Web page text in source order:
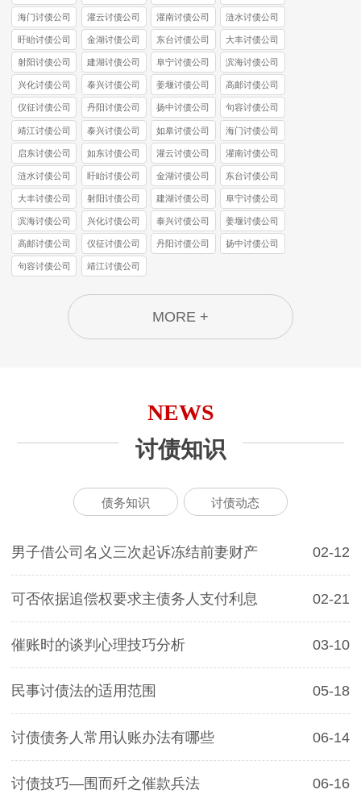
海门讨债公司 灌云讨债公司 灌南讨债公司 涟水讨债公司
盱眙讨债公司 金湖讨债公司 东台讨债公司 大丰讨债公司
射阳讨债公司 建湖讨债公司 阜宁讨债公司 滨海讨债公司
兴化讨债公司 泰兴讨债公司 姜堰讨债公司 高邮讨债公司
仪征讨债公司 丹阳讨债公司 扬中讨债公司 句容讨债公司
靖江讨债公司 泰兴讨债公司 如皋讨债公司 海门讨债公司
启东讨债公司 如东讨债公司 灌云讨债公司 灌南讨债公司
涟水讨债公司 盱眙讨债公司 金湖讨债公司 东台讨债公司
大丰讨债公司 射阳讨债公司 建湖讨债公司 阜宁讨债公司
滨海讨债公司 兴化讨债公司 泰兴讨债公司 姜堰讨债公司
高邮讨债公司 仪征讨债公司 丹阳讨债公司 扬中讨债公司
句容讨债公司 靖江讨债公司
MORE +
NEWS
讨债知识
债务知识 讨债动态
男子借公司名义三次起诉冻结前妻财产 02-12
可否依据追偿权要求主债务人支付利息 02-21
催账时的谈判心理技巧分析 03-10
民事讨债法的适用范围 05-18
讨债债务人常用认账办法有哪些 06-14
讨债技巧—围而歼之催款兵法 06-16